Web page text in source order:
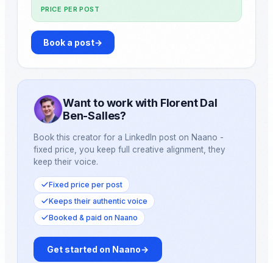
PRICE PER POST
Book a post→
Want to work with Florent Dal
Ben-Salles?
Book this creator for a LinkedIn post on Naano -
fixed price, you keep full creative alignment, they
keep their voice.
Fixed price per post
Keeps their authentic voice
Booked & paid on Naano
Get started on Naano→